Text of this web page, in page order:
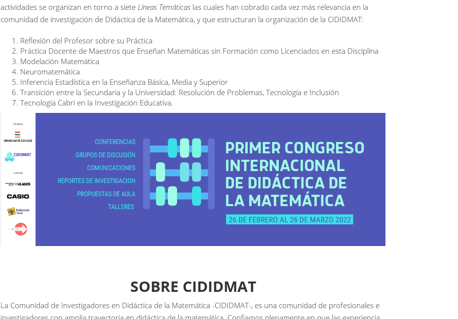
actividades se organizan en torno a siete Líneas Temáticas las cuales han cobrado cada vez más relevancia en la
comunidad de investigación de Didáctica de la Matemática, y que estructuran la organización de la CIDIDMAT:
Reflexión del Profesor sobre su Práctica
Práctica Docente de Maestros que Enseñan Matemáticas sin Formación como Licenciados en esta Disciplina
Modelación Matemática
Neuromatemática
Inferencia Estadística en la Enseñanza Básica, Media y Superior
Transición entre la Secundaria y la Universidad: Resolución de Problemas, Tecnología e Inclusión
Tecnología Cabri en la Investigación Educativa.
SOBRE CIDIDMAT
La Comunidad de Investigadores en Didáctica de la Matemática -CIDIDMAT-, es una comunidad de profesionales e